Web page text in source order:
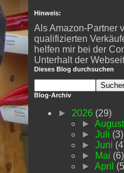
Hinweis:
Als Amazon-Partner
qualifizierten
helfen mir bei der
Unterhalt der
Dieses Blog durchsuchen
Blog-Archiv
► 2026 (29)
► August
► Juli (3)
► Juni
►
Mai (6)
► April